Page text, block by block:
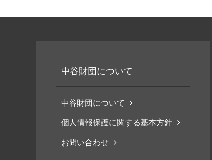
中谷財団について
中谷財団について
個人情報保護に関する基本方針
お問い合わせ